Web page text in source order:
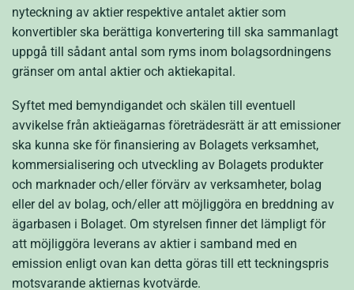
nyteckning av aktier respektive antalet aktier som
konvertibler ska berättiga konvertering till ska sammanlagt
uppgå till sådant antal som ryms inom bolagsordningens
gränser om antal aktier och aktiekapital.
Syftet med bemyndigandet och skälen till eventuell
avvikelse från aktieägarnas företrädesrätt är att emissioner
ska kunna ske för finansiering av Bolagets verksamhet,
kommersialisering och utveckling av Bolagets produkter
och marknader och/eller förvärv av verksamheter, bolag
eller del av bolag, och/eller att möjliggöra en breddning av
ägarbasen i Bolaget. Om styrelsen finner det lämpligt för
att möjliggöra leverans av aktier i samband med en
emission enligt ovan kan detta göras till ett teckningspris
motsvarande aktiernas kvotvärde.